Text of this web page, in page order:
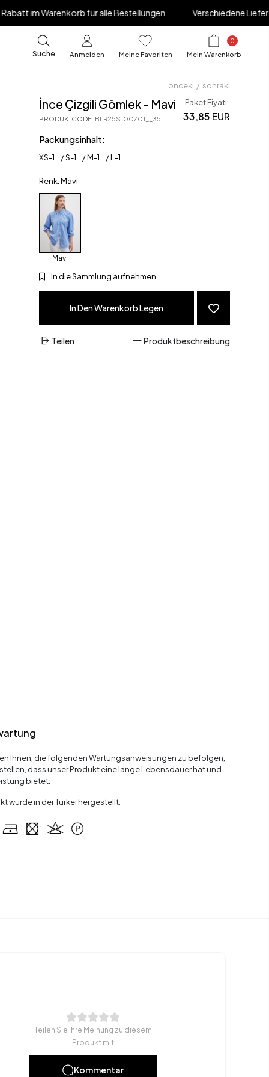
für alle Bestellungen Verschiedene Lieferoptionen
Suche Anmelden Meine Favoriten
0
Mein Warenkorb
onceki / sonraki
İnce Çizgili Gömlek - Mavi
PRODUKTCODE: BLR25S100701__35
Paket Fiyatı:
33,85 EUR
Packungsinhalt:
XS-1 S-1 M-1 L -1
Renk: Mavi
Mavi
In die Sammlung aufnehmen
In Den Warenkorb Legen
Teilen Produktbeschreibung
Ihnen, die folgenden Wartungsanweisungen zu befolgen,
dass unser Produkt eine lange Lebensdauer hat und
bietet:
wurde in der Türkei hergestellt.
Teilen Sie Ihre Meinung zu diesem
Produkt mit
Kommentar